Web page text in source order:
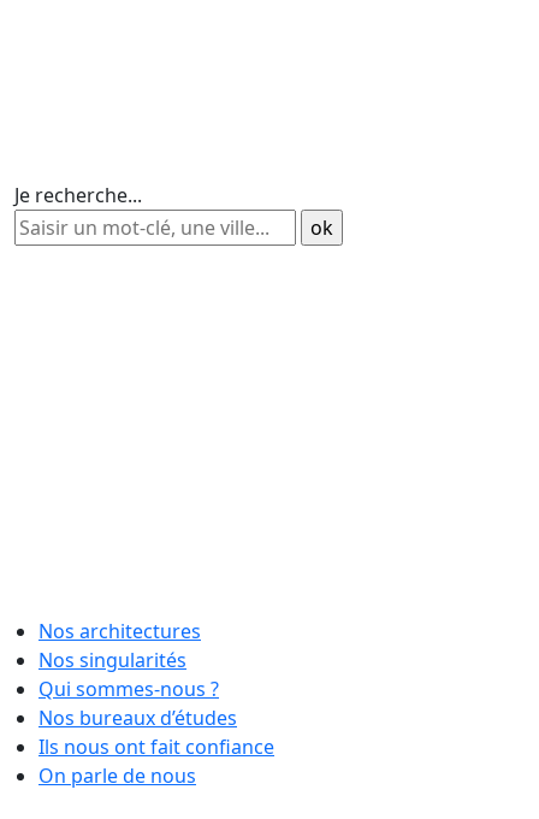
Je recherche...
Nos architectures
Nos singularités
Qui sommes-nous ?
Nos bureaux d’études
Ils nous ont fait confiance
On parle de nous